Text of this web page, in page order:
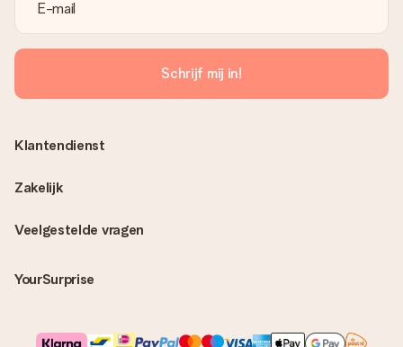
Schrijf mij in!
Veelgestelde vragen
YourSurprise
Klantendienst
Zakelijk